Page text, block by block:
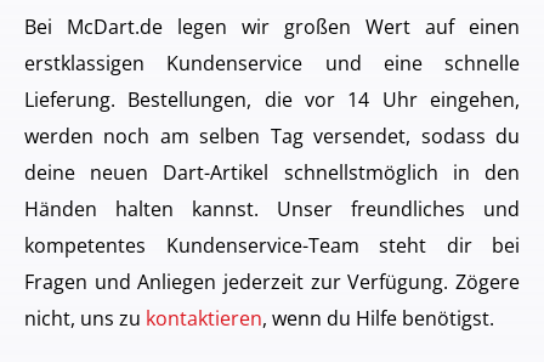
Bei McDart.de legen wir großen Wert auf einen
erstklassigen Kundenservice und eine schnelle
Lieferung. Bestellungen, die vor 14 Uhr eingehen,
werden noch am selben Tag versendet, sodass du
deine neuen Dart-Artikel schnellstmöglich in den
Händen halten kannst. Unser freundliches und
kompetentes Kundenservice-Team steht dir bei
Fragen und Anliegen jederzeit zur Verfügung. Zögere
nicht, uns zu kontaktieren, wenn du Hilfe benötigst.